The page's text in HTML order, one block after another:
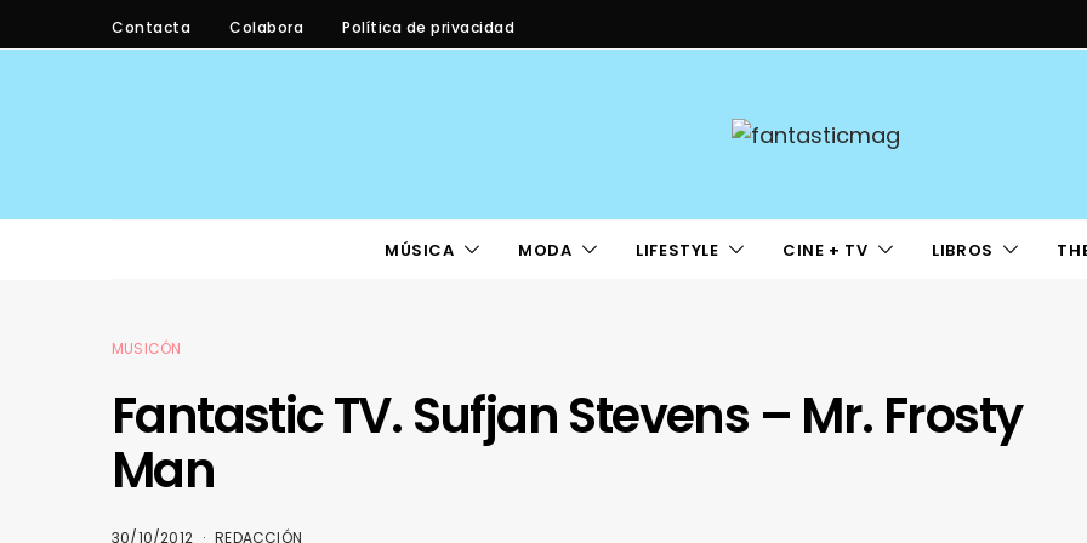
Contacta Colabora Política de privacidad
MÚSICA MODA LIFESTYLE CINE + TV LIBROS
MUSICÓN
Fantastic TV. Sufjan Stevens – Mr. Frosty
Man
30/10/2012 REDACCIÓN